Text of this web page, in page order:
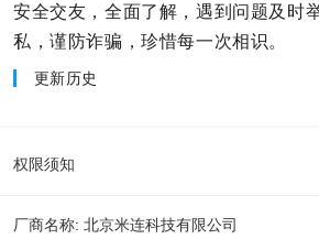
安全交友，全面了解，遇到问题及时
私，谨防诈骗，珍惜每一次相识。
更新历史
权限须知
厂商名称: 北京米连科技有限公司